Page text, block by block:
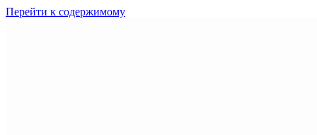
Перейти к содержимому